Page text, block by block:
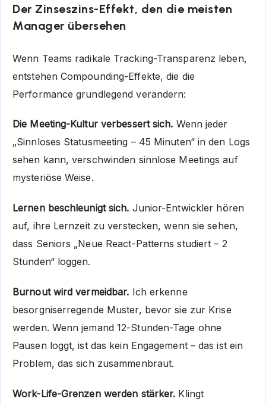
Der Zinseszins-Effekt, den die meisten
Manager übersehen
Wenn Teams radikale Tracking-Transparenz leben,
entstehen Compounding-Effekte, die die
Performance grundlegend verändern:
Die Meeting-Kultur verbessert sich. Wenn jeder
„Sinnloses Statusmeeting – 45 Minuten“ in den Logs
sehen kann, verschwinden sinnlose Meetings auf
mysteriöse Weise.
Lernen beschleunigt sich. Junior-Entwickler hören
auf, ihre Lernzeit zu verstecken, wenn sie sehen,
dass Seniors „Neue React-Patterns studiert – 2
Stunden“ loggen.
Burnout wird vermeidbar. Ich erkenne
besorgniserregende Muster, bevor sie zur Krise
werden. Wenn jemand 12-Stunden-Tage ohne
Pausen loggt, ist das kein Engagement – das ist ein
Problem, das sich zusammenbraut.
Work-Life-Grenzen werden stärker. Klingt